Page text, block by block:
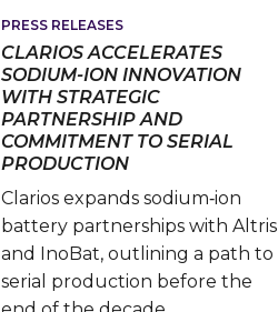
PRESS RELEASES
CLARIOS ACCELERATES
SODIUM-ION INNOVATION
WITH STRATEGIC
PARTNERSHIP AND
COMMITMENT TO SERIAL
PRODUCTION
Clarios expands sodium‑ion
battery partnerships with Altris
and InoBat, outlining a path to
serial production before the